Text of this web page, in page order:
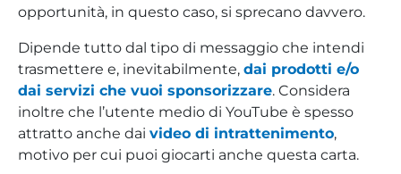
opportunità, in questo caso, si sprecano davvero.
Dipende tutto dal tipo di messaggio che intendi
trasmettere e, inevitabilmente, dai prodotti e/o
dai servizi che vuoi sponsorizzare. Considera
inoltre che l’utente medio di YouTube è spesso
attratto anche dai video di intrattenimento,
motivo per cui puoi giocarti anche questa carta.